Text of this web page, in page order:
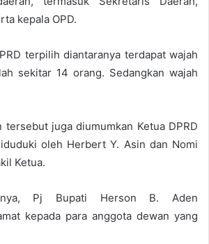
kepala OPD.
terpilih diantaranya terdapat wajah
sekitar 14 orang. Sedangkan wajah
tersebut juga diumumkan Ketua DPRD
oleh Herbert Y. Asin dan Nomi
Ketua.
Pj Bupati Herson B. Aden
kepada para anggota dewan yang